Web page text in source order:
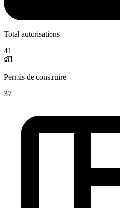
Total autorisations
41
Permis de construire
37